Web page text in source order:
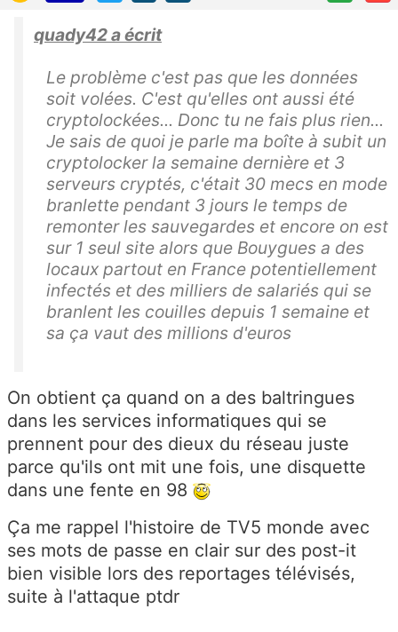
quady42 a écrit
Le problème c'est pas que les données
soit volées. C'est qu'elles ont aussi été
cryptolockées... Donc tu ne fais plus rien...
Je sais de quoi je parle ma boîte à subit un
cryptolocker la semaine dernière et 3
serveurs cryptés, c'était 30 mecs en mode
branlette pendant 3 jours le temps de
remonter les sauvegardes et encore on est
sur 1 seul site alors que Bouygues a des
locaux partout en France potentiellement
infectés et des milliers de salariés qui se
branlent les couilles depuis 1 semaine et
sa ça vaut des millions d'euros
On obtient ça quand on a des baltringues
dans les services informatiques qui se
prennent pour des dieux du réseau juste
parce qu'ils ont mit une fois, une disquette
dans une fente en 98
Ça me rappel l'histoire de TV5 monde avec
ses mots de passe en clair sur des post-it
bien visible lors des reportages télévisés,
suite à l'attaque ptdr